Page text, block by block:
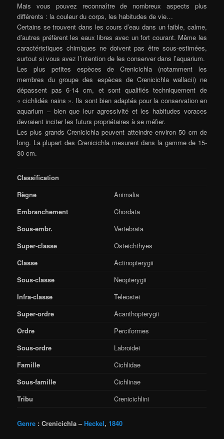
Mais vous pouvez reconnaître de nombreux aspects plus
différents : la couleur du corps, les habitudes de vie…
Certains se trouvent dans les cours d’eau dans un faible, calme,
d’autres préfèrent les eaux libres avec un fort courant. Même les
caractéristiques chimiques ne doivent pas être sous-estimées,
surtout si vous avez l’intention de les conserver dans l’aquarium.
Les plus petites espèces de Crenicichla (notamment les
membres du groupe des espèces de Crenicichla wallacii) ne
dépassent pas 6-14 cm, et sont qualifiés techniquement de
« cichlidés nains ». Ils sont bien adaptés pour la conservation en
aquarium – bien que leur agressivité et les habitudes voraces
devraient inciter les futurs propriétaires à se méfier.
Les plus grands Crenicichla peuvent atteindre environ 50 cm de
long. La plupart des Crenicichla mesurent dans la gamme de 15-
30 cm.
Classification
Règne
Animalia
Embranchement
Chordata
Sous-embr.
Vertebrata
Super-classe
Osteichthyes
Classe
Actinopterygii
Sous-classe
Neopterygii
Infra-classe
Teleostei
Super-ordre
Acanthopterygii
Ordre
Perciformes
Sous-ordre
Labroidei
Famille
Cichlidae
Sous-famille
Cichlinae
Tribu
Crenicichlini
Genre : Crenicichla –Heckel,1840